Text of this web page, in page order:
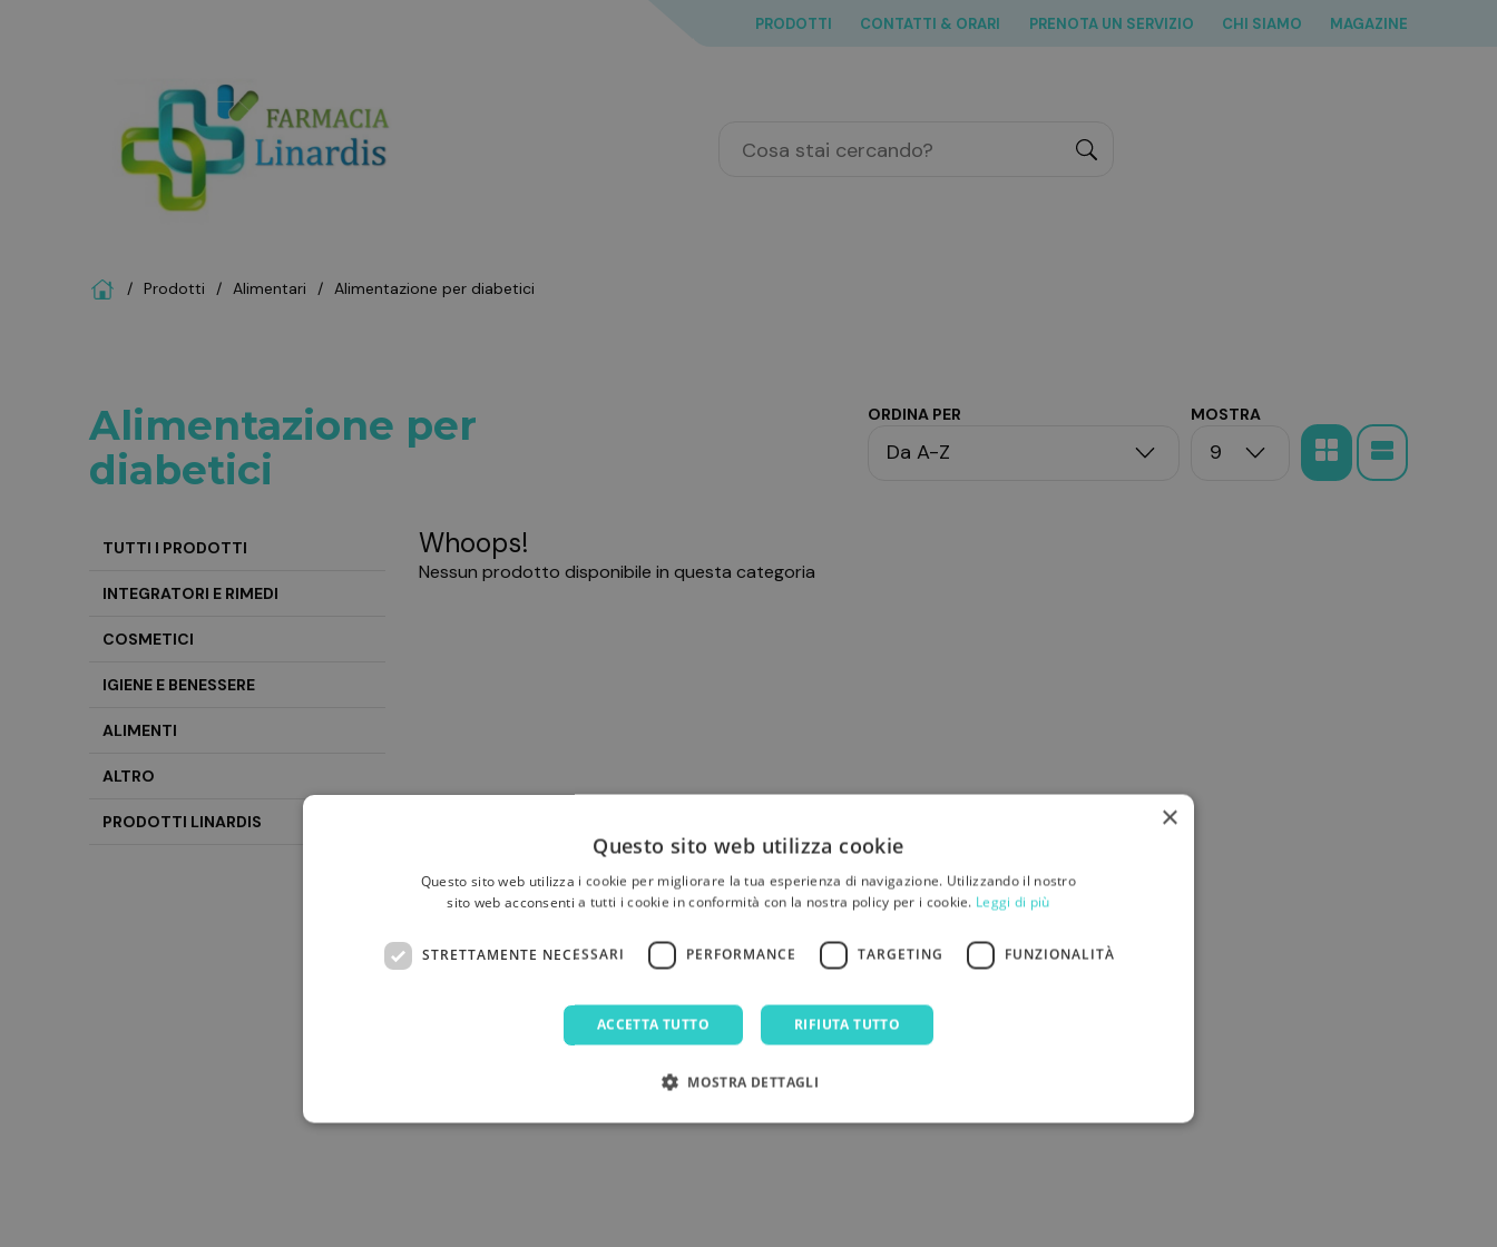
PRODOTTI CONTATTI & ORARI PRENOTA UN SERVIZIO CHI SIAMO MAGAZINE
"Cerca
HomeProdotti alimentari alimentazione per diabetici
Alimentazione per
diabetici
ORDINA PER MOSTRA
TUTTI I PRODOTTI
INTEGRATORI E RIMEDI
COSMETICI
IGIENE E BENESSERE
ALIMENTI
ALTRO
PRODOTTI LINARDIS
Whoops!
Nessun prodotto disponibile in questa categoria
×
Questo sito web utilizza cookie
Questo sito web utilizza i cookie per migliorare la tua esperienza di navigazione. Utilizzando il nostro
sito web acconsenti a tutti i cookie in conformità con la nostra policy per i cookie. Leggi di più
STRETTAMENTE NECESSARI PERFORMANCE TARGETING FUNZIONALITÀ
ACCETTA TUTTO RIFIUTA TUTTO
MOSTRA DETTAGLI